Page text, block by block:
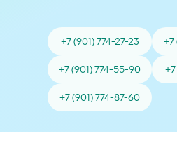
+7 (901) 774-27-23 +7
+7 (901) 774-55-90
+7 (901) 774-87-60